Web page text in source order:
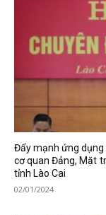
Đẩy mạnh ứng dụng
cơ quan Đảng, Mặt
tỉnh Lào Cai
02/01/2024